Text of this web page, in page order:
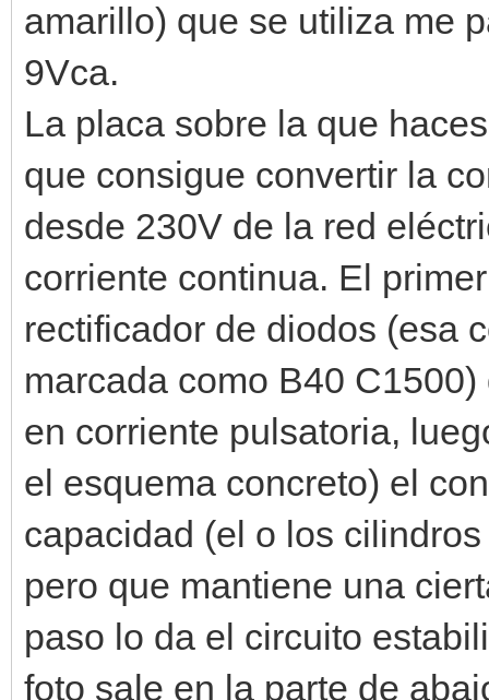
amarillo) que se utiliza me
9Vca.
La placa sobre la que
que consigue convertir la
desde 230V de la red
corriente continua. El
rectificador de diodos (esa
marcada como B40
en corriente pulsatoria,
el esquema concreto) el
capacidad (el o los
pero que mantiene una
paso lo da el circuito
foto sale en la parte de